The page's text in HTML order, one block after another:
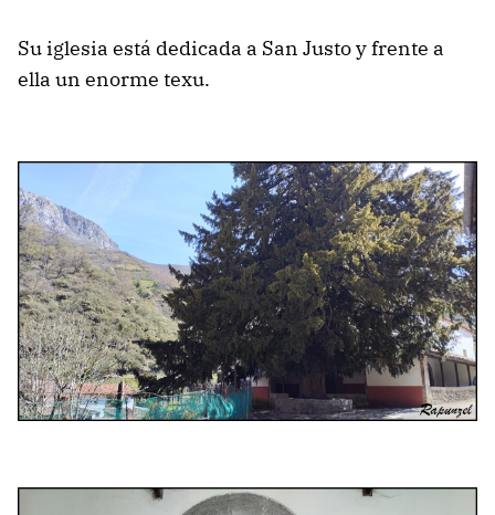
Su iglesia está dedicada a San Justo y frente a
ella un enorme texu.